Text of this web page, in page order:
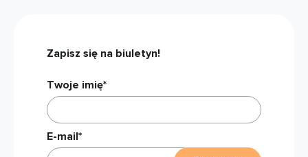
Zapisz się na biuletyn!
Twoje imię*
E-mail*